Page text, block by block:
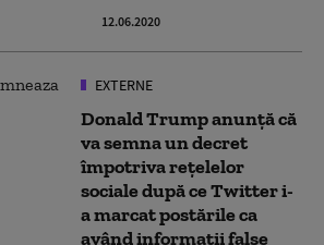
12.06.2020
EXTERNE
Donald Trump anunţă că
va semna un decret
împotriva reţelelor
sociale după ce Twitter i-
a marcat postările ca
având informaţii false